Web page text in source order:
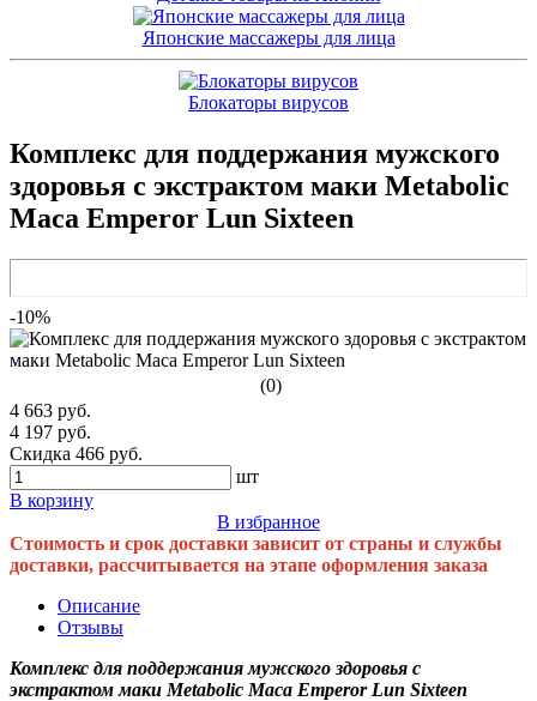
Японские массажеры для лица
Блокаторы вирусов
Комплекс для поддержания мужского
здоровья с экстрактом маки Metabolic
Maca Emperor Lun Sixteen
-10%
(0)
4 663 руб.
4 197 руб.
Скидка 466 руб.
шт
В корзину
В избранное
Стоимость и срок доставки зависит от страны и службы
доставки, рассчитывается на этапе оформления заказа
Описание
Отзывы
Комплекс для поддержания мужского здоровья с
экстрактом маки Metabolic Maca Emperor Lun Sixteen